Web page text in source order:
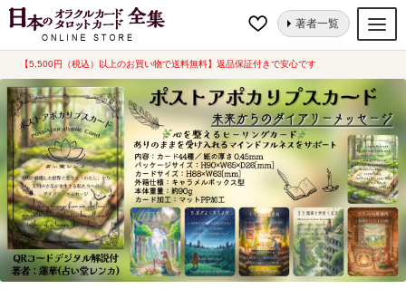
【5,500円（税込）以上のお買い物で送料無料】返品保証付きで安心です
ナ
ー
シ
ョ
ン
へ
ス
キ
ッ
プ
コ
ン
ツ
へ
ス
キ
ッ
プ
著者一覧
オラクルカード
タロットカード
ルノルマンカード
トランプ
セット
新品一覧